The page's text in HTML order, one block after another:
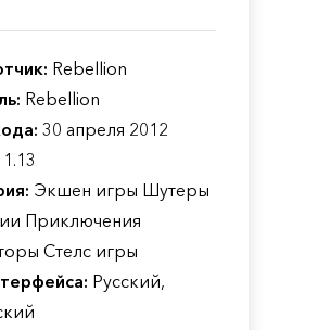
Rebellion
Rebellion
30 апреля 2012
1.13
Экшен игры Шутеры
Приключения
Стелс игры
Русский,